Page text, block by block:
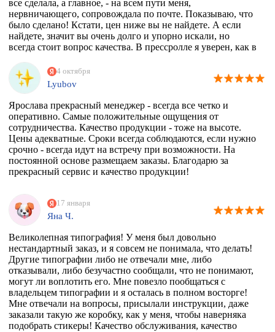
все сделала, а главное, - на всем пути меня,
нервничающего, сопровождала по почте. Показываю, что
было сделано! Кстати, цен ниже вы не найдете. А если
найдете, значит вы очень долго и упорно искали, но
всегда стоит вопрос качества. В прессролле я уверен, как в
4 октября
Lyubov
Ярослава прекрасный менеджер - всегда все четко и
оперативно. Самые положительные ощущения от
сотрудничества. Качество продукции - тоже на высоте.
Цены адекватные. Сроки всегда соблюдаются, если нужно
срочно - всегда идут на встречу при возможности. На
постоянной основе размещаем заказы. Благодарю за
прекрасный сервис и качество продукции!
17 января
Яна Ч.
Великолепная типография! У меня был довольно
нестандартный заказ, и я совсем не понимала, что делать!
Другие типографии либо не отвечали мне, либо
отказывали, либо безучастно сообщали, что не понимают,
могут ли воплотить его. Мне повезло пообщаться с
владельцем типографии и я осталась в полном восторге!
Мне отвечали на вопросы, присылали инструкции, даже
заказали такую же коробку, как у меня, чтобы наверняка
подобрать стикеры! Качество обслуживания, качество